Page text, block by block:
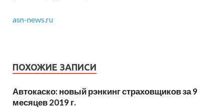
asn-news.ru
ПОХОЖИЕ ЗАПИСИ
Автокаско: новый рэнкинг страховщиков за 9
месяцев 2019 г.